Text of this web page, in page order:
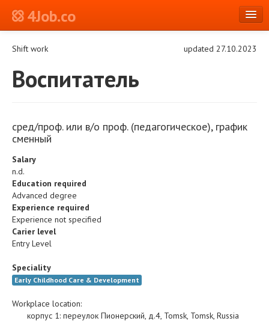
4Job.co
Shift work updated 27.10.2023
Воспитатель
сред/проф. или в/о проф. (педагогическое), график
сменный
Salary
n.d.
Education required
Advanced degree
Experience required
Experience not specified
Carier level
Entry Level
Speciality
Early Childhood Care & Development
Workplace location:
корпус 1: переулок Пионерский, д.4, Tomsk, Tomsk, Russia